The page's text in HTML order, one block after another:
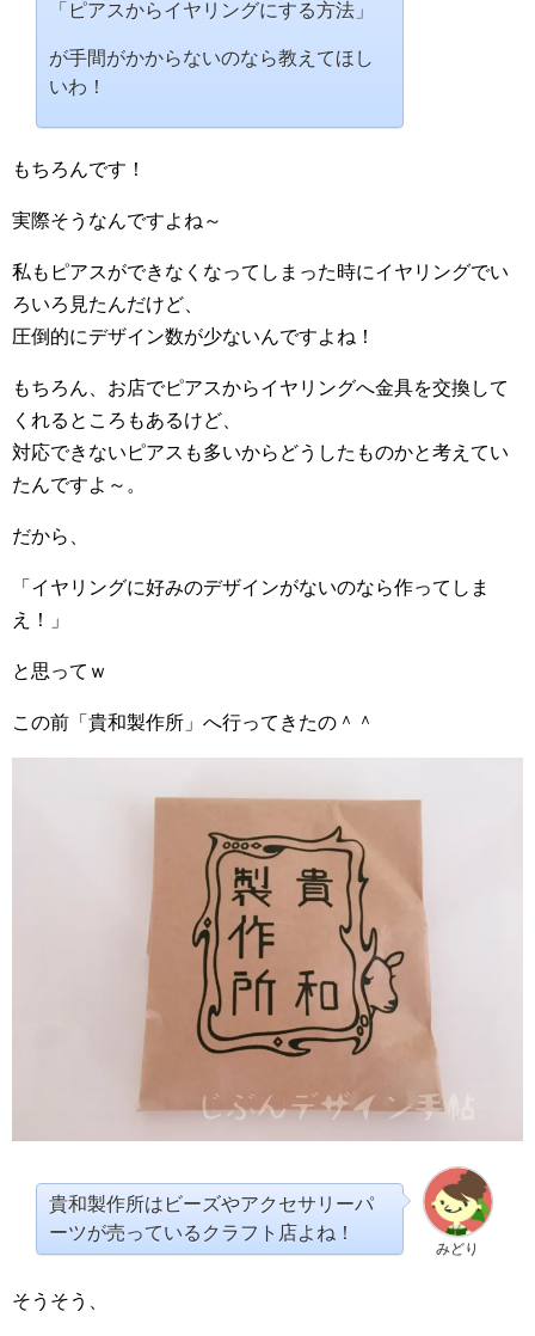
「ピアスからイヤリングにする方法」
が手間がかからないのなら教えてほし
いわ！
もちろんです！
実際そうなんですよね～
私もピアスができなくなってしまった時にイヤリングでい
ろいろ見たんだけど、
圧倒的にデザイン数が少ないんですよね！
もちろん、お店でピアスからイヤリングへ金具を交換して
くれるところもあるけど、
対応できないピアスも多いからどうしたものかと考えてい
たんですよ～。
だから、
「イヤリングに好みのデザインがないのなら作ってしま
え！」
と思ってｗ
この前「貴和製作所」へ行ってきたの＾＾
みどり
貴和製作所はビーズやアクセサリーパ
ーツが売っているクラフト店よね！
そうそう、